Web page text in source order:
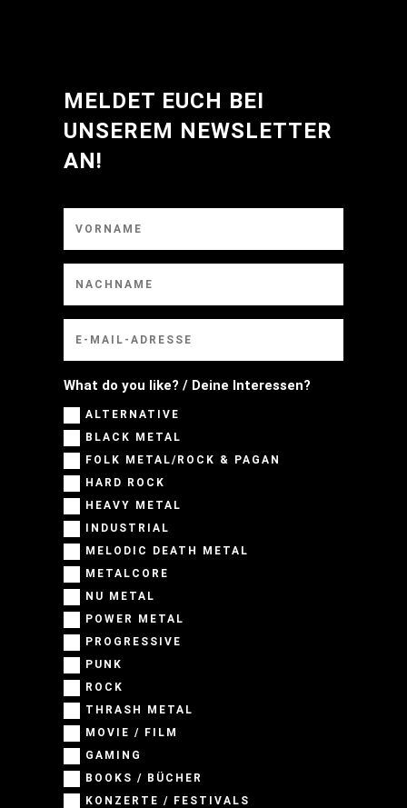
MELDET EUCH BEI
UNSEREM NEWSLETTER
AN!
What do you like? / Deine Interessen?
ALTERNATIVE
BLACK METAL
FOLK METAL/ROCK & PAGAN
HARD ROCK
HEAVY METAL
INDUSTRIAL
MELODIC DEATH METAL
METALCORE
NU METAL
POWER METAL
PROGRESSIVE
PUNK
ROCK
THRASH METAL
MOVIE / FILM
GAMING
BOOKS / BÜCHER
KONZERTE / FESTIVALS